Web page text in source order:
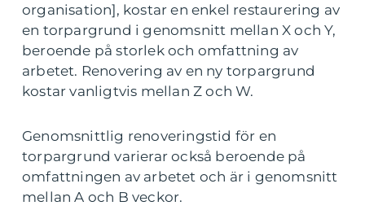
organisation], kostar en enkel restaurering av
en torpargrund i genomsnitt mellan X och Y,
beroende på storlek och omfattning av
arbetet. Renovering av en ny torpargrund
kostar vanligtvis mellan Z och W.
Genomsnittlig renoveringstid för en
torpargrund varierar också beroende på
omfattningen av arbetet och är i genomsnitt
mellan A och B veckor.